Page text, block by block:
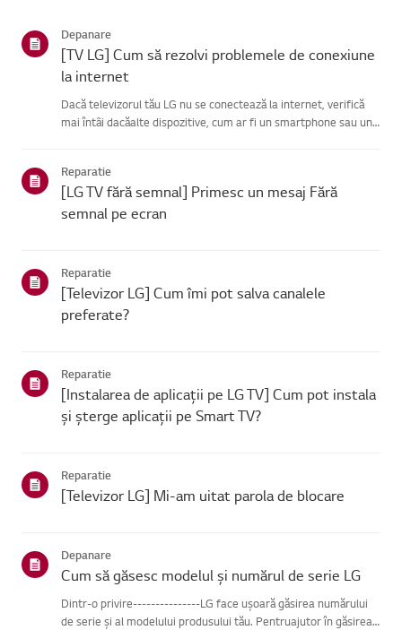
Depanare
[TV LG] Cum să rezolvi problemele de conexiune
la internet
Dacă televizorul tău LG nu se conectează la internet, verifică
mai întâi dacăalte dispozitive, cum ar fi un smartphone sau un
Reparatie
[LG TV fără semnal] Primesc un mesaj Fără
semnal pe ecran
Reparatie
[Televizor LG] Cum îmi pot salva canalele
preferate?
Reparatie
[Instalarea de aplicații pe LG TV] Cum pot instala
și șterge aplicații pe Smart TV?
Reparatie
[Televizor LG] Mi-am uitat parola de blocare
Depanare
Cum să găsesc modelul și numărul de serie LG
Dintr-o privire---------------LG face ușoară găsirea numărului
de serie și al modelului produsului tău. Pentruajutor în găsirea